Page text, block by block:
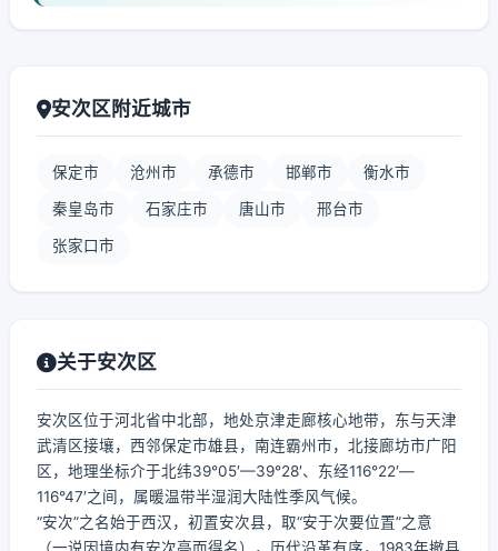
安次区附近城市
保定市 沧州市 承德市 邯郸市 衡水市
秦皇岛市 石家庄市 唐山市 邢台市
张家口市
关于安次区
安次区位于河北省中北部，地处京津走廊核心地带，东与天津
武清区接壤，西邻保定市雄县，南连霸州市，北接廊坊市广阳
区，地理坐标介于北纬39°05′—39°28′、东经116°22′—
116°47′之间，属暖温带半湿润大陆性季风气候。
“安次”之名始于西汉，初置安次县，取“安于次要位置”之意